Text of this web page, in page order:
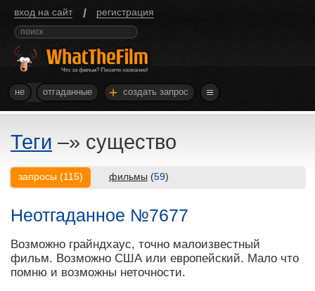
вход на сайт / регистрация
не отгаданные + создать запрос
Теги –» существо
запросы (115) фильмы (59)
Неотгаданное №7677
Возможно грайндхаус, точно малоизвестный
фильм. Возможно США или европейский. Мало что
помню и возможны неточности.